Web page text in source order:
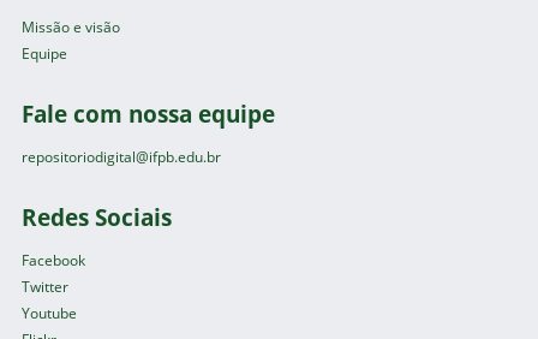
Missão e visão
Equipe
Fale com nossa equipe
repositoriodigital@ifpb.edu.br
Redes Sociais
Facebook
Twitter
Youtube